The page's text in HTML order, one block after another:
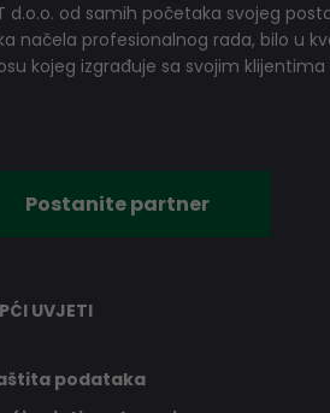
d.o.o. od samih početaka svojeg
načela profesionalnog rada, bilo u
kojeg izgrađuje sa svojim
Postanite partner
UVJETI
podataka